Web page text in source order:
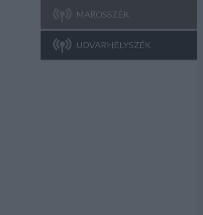
MAROSSZÉK
UDVARHELYSZÉK